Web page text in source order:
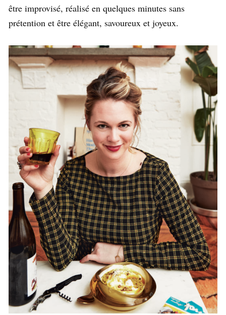
être improvisé, réalisé en quelques minutes sans
prétention et être élégant, savoureux et joyeux.